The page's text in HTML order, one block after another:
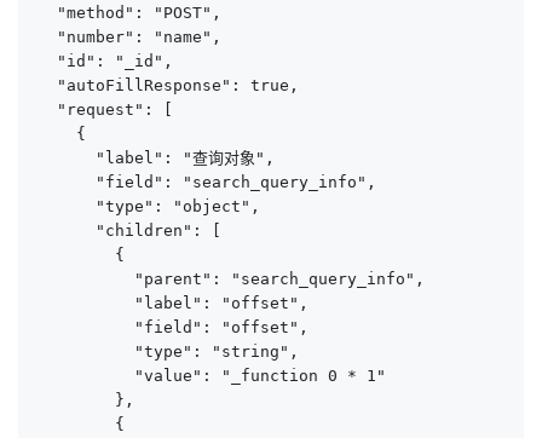
  "method": "POST",
  "number": "name",
  "id": "_id",
  "autoFillResponse": true,
  "request": [
    {
      "label": "查询对象",
      "field": "search_query_info",
      "type": "object",
      "children": [
        {
          "parent": "search_query_info",
          "label": "offset",
          "field": "offset",
          "type": "string",
          "value": "_function 0 * 1"
        },
        {